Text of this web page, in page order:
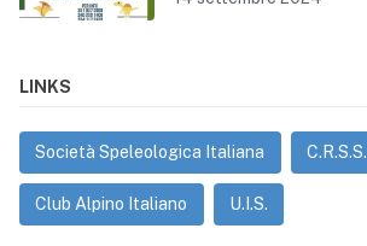
LINKS
Società Speleologica Italiana C.R.S.S.
Club Alpino Italiano U.I.S.